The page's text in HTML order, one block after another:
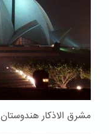
مشرق الاذکار هندوستان